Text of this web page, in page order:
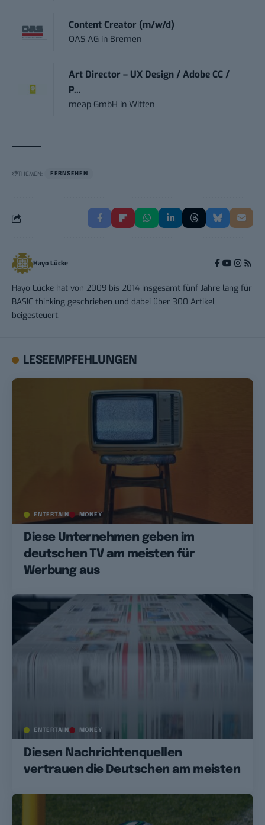
Content Creator (m/w/d)
OAS AG in Bremen
Art Director – UX Design / Adobe CC /
P...
meap GmbH inWitten
THEMEN: FERNSEHEN
Hayo Lücke
Hayo Lücke hat von 2009 bis 2014 insgesamt fünf Jahre lang für
BASIC thinking geschrieben und dabei über 300 Artikel
beigesteuert.
LESEEMPFEHLUNGEN
ENTERTAIN MONEY
Diese Unternehmen geben im
deutschen TV am meisten für
Werbung aus
ENTERTAIN MONEY
Diesen Nachrichtenquellen
vertrauen die Deutschen am meisten